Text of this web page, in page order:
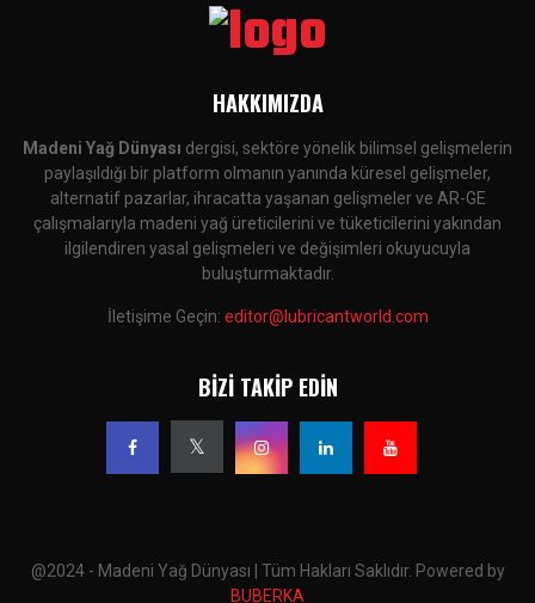
HAKKIMIZDA
Madeni Yağ Dünyası dergisi, sektöre yönelik bilimsel gelişmelerin
paylaşıldığı bir platform olmanın yanında küresel gelişmeler,
alternatif pazarlar, ihracatta yaşanan gelişmeler ve AR-GE
çalışmalarıyla madeni yağ üreticilerini ve tüketicilerini yakından
ilgilendiren yasal gelişmeleri ve değişimleri okuyucuyla
buluşturmaktadır.
İletişime Geçin: editor@lubricantworld.com
BIZI TAKIP EDIN
@2024 - Madeni Yağ Dünyası | Tüm Hakları Saklıdır. Powered by
BUBERKA